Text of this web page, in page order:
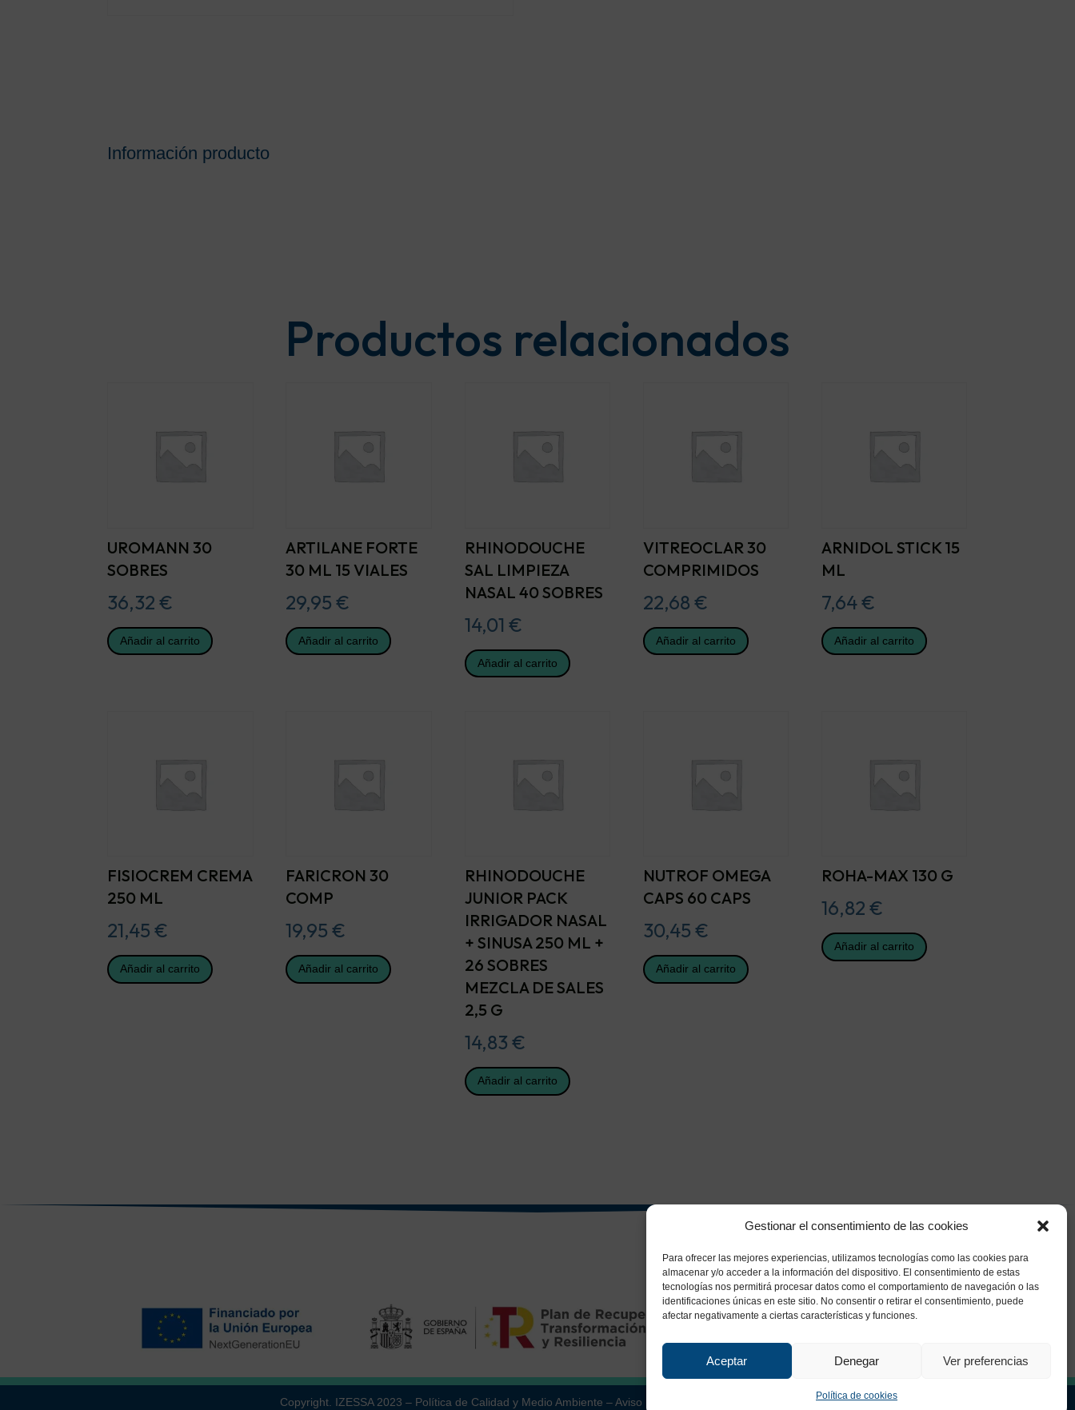
Gestionar el consentimiento de las cookies
Para ofrecer las mejores experiencias, utilizamos tecnologías como las cookies para
almacenar y/o acceder a la información del dispositivo. El consentimiento de estas
tecnologías nos permitirá procesar datos como el comportamiento de navegación o las
identificaciones únicas en este sitio. No consentir o retirar el consentimiento, puede
afectar negativamente a ciertas características y funciones.
Aceptar Denegar Ver preferencias
Política de cookies
Información producto
Productos relacionados
UROMANN 30
SOBRES
36,32€
Añadir al carrito
ARTILANE FORTE
30 ML 15 VIALES
29,95€
Añadir al carrito
RHINODOUCHE
SAL LIMPIEZA
NASAL 40 SOBRES
14,01 €
Añadir al carrito
VITREOCLAR 30
COMPRIMIDOS
22,68 €
Añadir al carrito
ARNIDOL STICK 15
ML
7,64€
Añadir al carrito
FISIOCREM CREMA
250 ML
21,45€
Añadir al carrito
FARICRON 30
COMP
19,95€
Añadir al carrito
RHINODOUCHE
JUNIOR PACK
IRRIGADOR NASAL
+ SINUSA 250 ML +
26 SOBRES
MEZCLA DE SALES
2,5 G
14,83 €
Añadir al carrito
NUTROF OMEGA
CAPS 60 CAPS
30,45 €
Añadir al carrito
ROHA-MAX 130 G
16,82 €
Añadir al carrito
Copyright. IZESSA 2023 – Política de Calidad y Medio Ambiente –Aviso Legal